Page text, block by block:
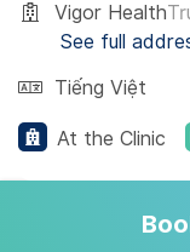
Vigor Health
See full
Tiếng Việt
At the Clinic